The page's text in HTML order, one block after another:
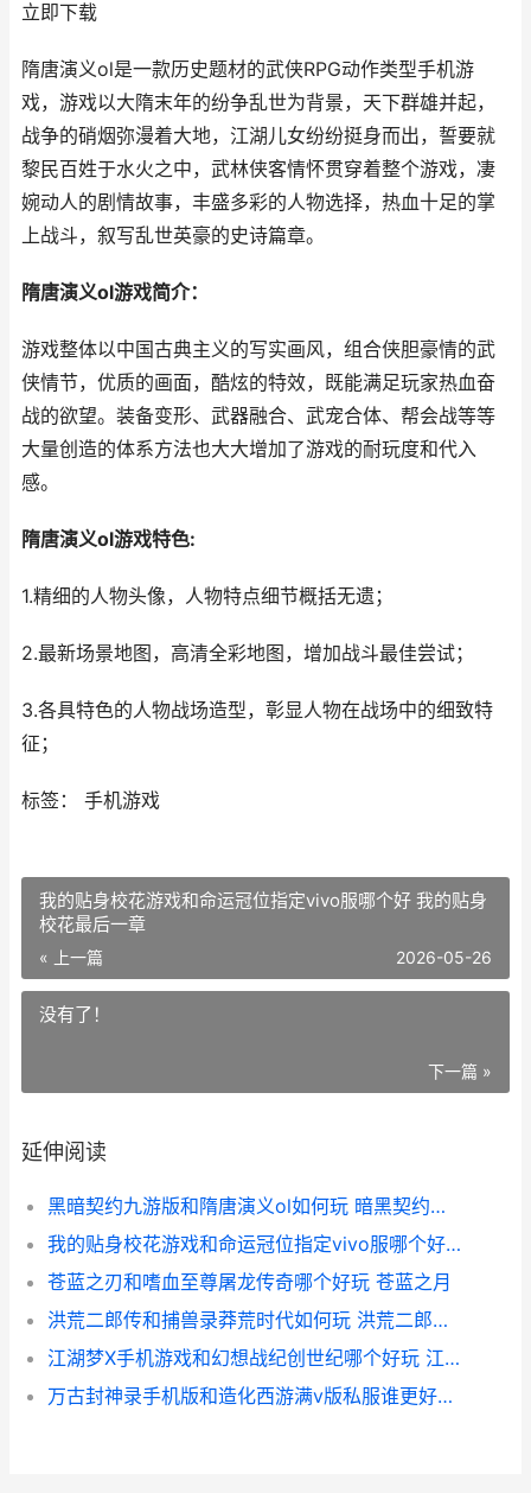
立即下载
隋唐演义ol是一款历史题材的武侠RPG动作类型手机游
戏，游戏以大隋末年的纷争乱世为背景，天下群雄并起，
战争的硝烟弥漫着大地，江湖儿女纷纷挺身而出，誓要就
黎民百姓于水火之中，武林侠客情怀贯穿着整个游戏，凄
婉动人的剧情故事，丰盛多彩的人物选择，热血十足的掌
上战斗，叙写乱世英豪的史诗篇章。
隋唐演义ol游戏简介：
游戏整体以中国古典主义的写实画风，组合侠胆豪情的武
侠情节，优质的画面，酷炫的特效，既能满足玩家热血奋
战的欲望。装备变形、武器融合、武宠合体、帮会战等等
大量创造的体系方法也大大增加了游戏的耐玩度和代入
感。
隋唐演义ol游戏特色:
1.精细的人物头像，人物特点细节概括无遗；
2.最新场景地图，高清全彩地图，增加战斗最佳尝试；
3.各具特色的人物战场造型，彰显人物在战场中的细致特
征；
标签： 手机游戏
我的贴身校花游戏和命运冠位指定vivo服哪个好 我的贴身
校花最后一章
« 上一篇 2026-05-26
没有了！
下一篇 »
延伸阅读
黑暗契约九游版和隋唐演义ol如何玩 暗黑契约手游官网
我的贴身校花游戏和命运冠位指定vivo服哪个好 我的贴身校花最后一章
苍蓝之刃和嗜血至尊屠龙传奇哪个好玩 苍蓝之月
洪荒二郎传和捕兽录莽荒时代如何玩 洪荒二郎传几个老婆
江湖梦X手机游戏和幻想战纪创世纪哪个好玩 江湖梦网手机版
万古封神录手机版和造化西游满v版私服谁更好玩 万古封灵诀ios